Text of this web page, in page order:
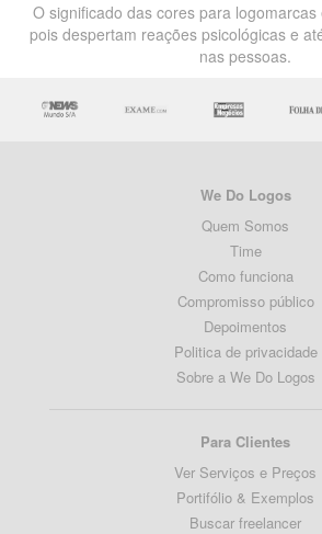
O significado das cores para
pois despertam reações psicológicas e
nas pessoas.
We Do Logos
Quem Somos
Time
Como funciona
Compromisso público
Depoimentos
Politica de privacidade
Sobre a We Do Logos
Para Clientes
Ver Serviços e Preços
Portifólio & Exemplos
Buscar freelancer